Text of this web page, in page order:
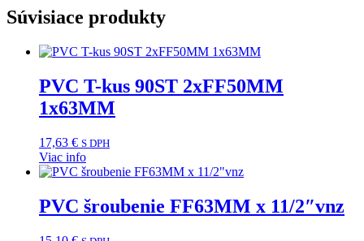
Súvisiace produkty
PVC T-kus 90ST 2xFF50MM
1x63MM
17,63 € S DPH
Viac info
PVC šroubenie FF63MM x 11/2″vnz